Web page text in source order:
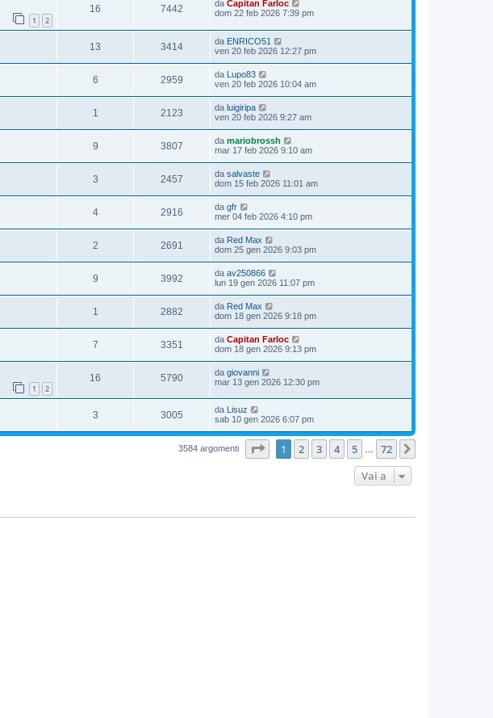
1 2
16 7442 da Capitan Farloc
dom 22 feb 2026 7:39 pm
13 3414 da ENRICO51
ven 20 feb 2026 12:27 pm
6 2959 da Lupo83
ven 20 feb 2026 10:04 am
1 2123 da luigiripa
ven 20 feb 2026 9:27 am
9 3807 da mariobrossh
mar 17 feb 2026 9:10 am
3 2457 da salvaste
dom 15 feb 2026 11:01 am
4 2916 da gfr
mer 04 feb 2026 4:10 pm
2 2691 da Red Max
dom 25 gen 2026 9:03 pm
9 3992 da av250866
lun 19 gen 2026 11:07 pm
1 2882 da Red Max
dom 18 gen 2026 9:18 pm
7 3351 da Capitan Farloc
dom 18 gen 2026 9:13 pm
1 2
16 5790 da giovanni
mar 13 gen 2026 12:30 pm
3 3005 da
Lisuz
sab 10 gen 2026 6:07 pm
3584 argomenti Pagina1 di
1 2 3 4 5 72
Vai a